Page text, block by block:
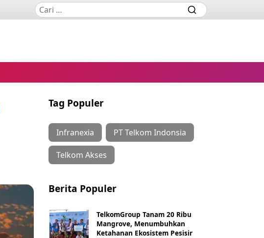
Tag Populer
Infranexia PT Telkom Indonsia
Telkom Akses
Berita Populer
TelkomGroup Tanam 20 Ribu
Mangrove, Menumbuhkan
Ketahanan Ekosistem Pesisir